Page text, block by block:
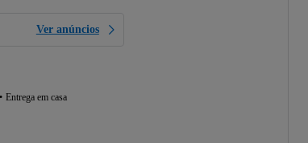
Ver anúncios
Entrega em casa